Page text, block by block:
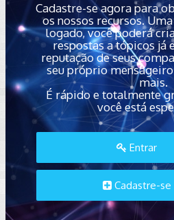
Cadastre-se agora para
os nossos recursos.
logado, você poderá
respostas a tópicos já
reputação de seus
seu próprio
mais.
É rápido e totalmente
você está
Entrar
Cadastre-se